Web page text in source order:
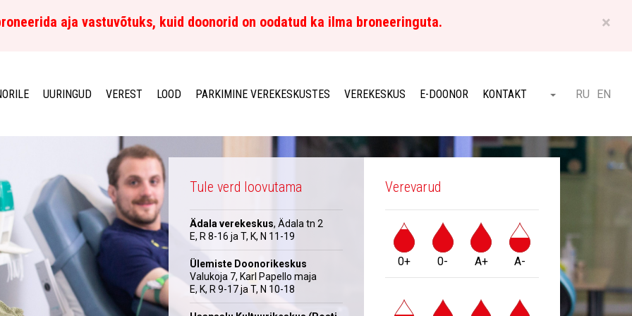
×
aja vastuvõtuks, kuid doonorid on oodatud ka ilma broneeringuta.
UURINGUD VEREST LOOD PARKIMINE VEREKESKUSTES VEREKESKUS E-DOONOR KONTAKT Otsi ET
RU EN
Tule verd loovutama
Ädala verekeskus, Ädala tn 2
E, R 8-16 ja T, K, N 11-19
Ülemiste Doonorikeskus
Valukoja 7, Karl Papello maja
E, K, R 9-17 ja T, N 10-18
Verevarud
0+ 0- A+ A-